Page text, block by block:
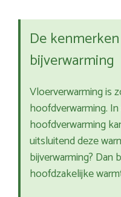
De
bijverwarming
Vloerverwarming is
hoofdverwarming.
hoofdverwarming
uitsluitend deze
bijverwarming? Dan
hoofdzakelijke